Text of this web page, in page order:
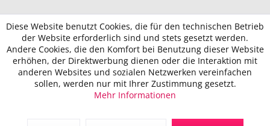
Diese Website benutzt Cookies, die für den technischen Betrieb
der Website erforderlich sind und stets gesetzt werden.
Andere Cookies, die den Komfort bei Benutzung dieser Website
erhöhen, der Direktwerbung dienen oder die Interaktion mit
anderen Websites und sozialen Netzwerken vereinfachen
sollen, werden nur mit Ihrer Zustimmung gesetzt.
Mehr Informationen